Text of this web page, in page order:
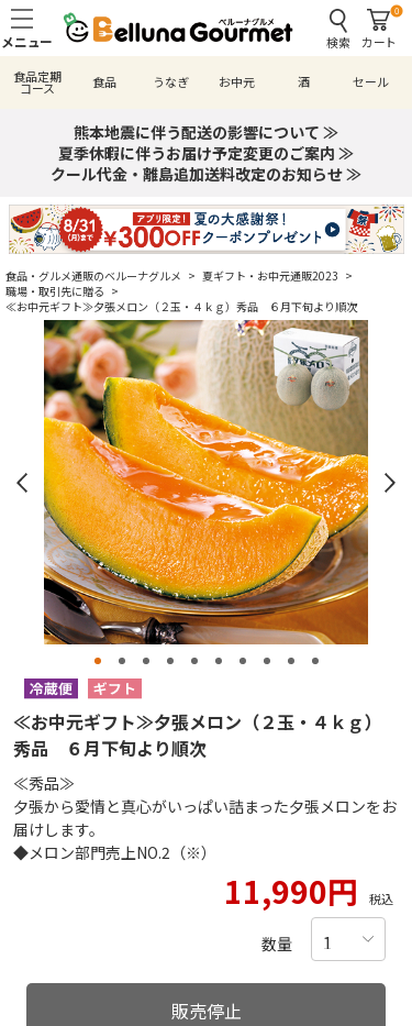
検索
0
カート
食品定期
コース 食品 うなぎ お中元 酒 セール
熊本地震に伴う配送の影響について ≫
夏季休暇に伴うお届け予定変更のご案内 ≫
クール代金・離島追加送料改定のお知らせ ≫
食品・グルメ通販のベルーナグルメ > 夏ギフト・お中元通販2023 >
職場・取引先に贈る >
≪お中元ギフト≫夕張メロン（２玉・４ｋｇ）秀品 ６月下旬より順次
≪お中元ギフト≫夕張メロン（２玉・４ｋｇ）
秀品 ６月下旬より順次
≪秀品≫
夕張から愛情と真心がいっぱい詰まった夕張メロンをお
届けします。
◆メロン部門売上NO.2（※）
11,990円 税込
数量
販売停止